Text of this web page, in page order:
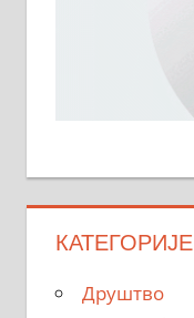
КАТЕГОРИЈЕ
Друштво